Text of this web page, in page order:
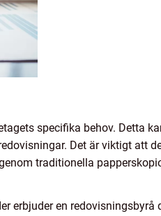
specifika behov. Detta
Det är viktigt att
traditionella
erbjuder en redovisningsbyrå